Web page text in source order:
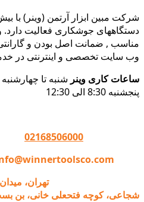
دستگاههای جوشکاری فعالیت
مناسب , ضمانت اصل بودن و گارانتی
وب سایت تخصصی و اینترنتی در
ساعات کاری وینر شنبه تا چهارشنبه 8:30 الی 17:30
پنجشنبه 8:30 الی 12:30
02168506000
تهران،
شجاعی، کوچه فتحعلی خانی، بن